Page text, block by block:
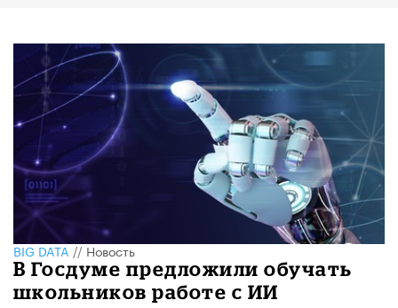
BIG DATA//Новость
​В Госдуме предложили обучать
школьников работе с ИИ